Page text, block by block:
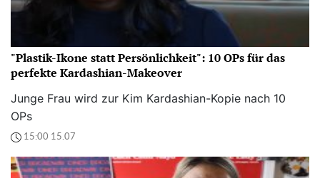
"Plastik-Ikone statt Persönlichkeit": 10 OPs für das
perfekte Kardashian-Makeover
Junge Frau wird zur Kim Kardashian-Kopie nach 10
OPs
15:00 15.07